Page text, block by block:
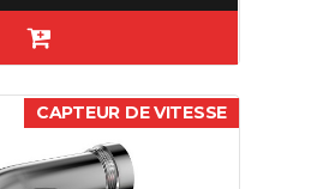
CAPTEUR DE VITESSE